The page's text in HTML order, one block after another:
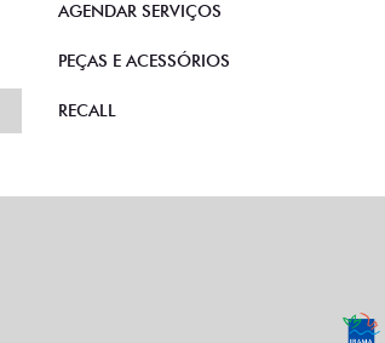
AGENDAR SERVIÇOS
PEÇAS E ACESSÓRIOS
RECALL